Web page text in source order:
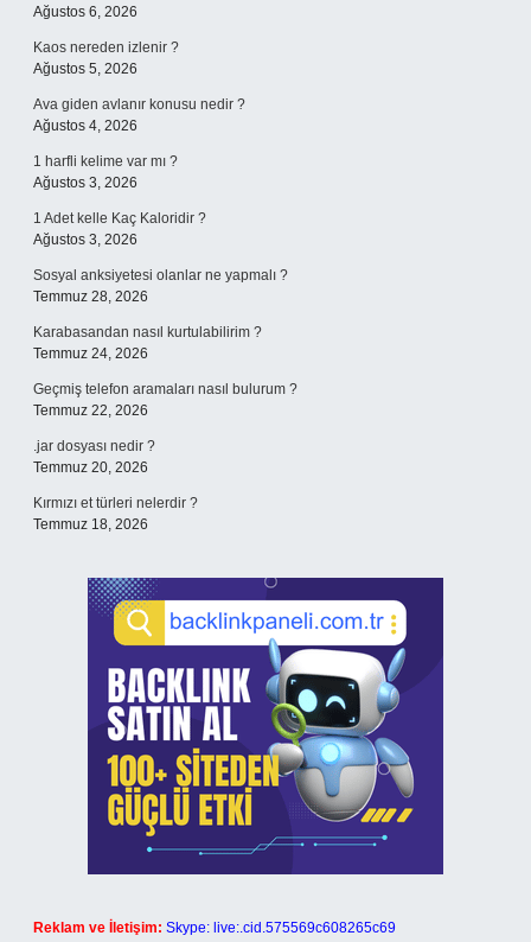
Ağustos 6, 2026
Kaos nereden izlenir ?
Ağustos 5, 2026
Ava giden avlanır konusu nedir ?
Ağustos 4, 2026
1 harfli kelime var mı ?
Ağustos 3, 2026
1 Adet kelle Kaç Kaloridir ?
Ağustos 3, 2026
Sosyal anksiyetesi olanlar ne yapmalı ?
Temmuz 28, 2026
Karabasandan nasıl kurtulabilirim ?
Temmuz 24, 2026
Geçmiş telefon aramaları nasıl bulurum ?
Temmuz 22, 2026
.jar dosyası nedir ?
Temmuz 20, 2026
Kırmızı et türleri nelerdir ?
Temmuz 18, 2026
Reklam ve İletişim: Skype: live:.cid.575569c608265c69